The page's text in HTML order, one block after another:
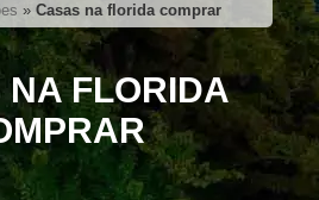
» Casas na florida comprar
NA FLORIDA